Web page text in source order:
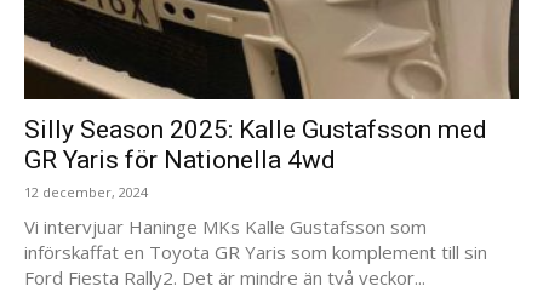
Silly Season 2025: Kalle Gustafsson med
GR Yaris för Nationella 4wd
12 december, 2024
Vi intervjuar Haninge MKs Kalle Gustafsson som
införskaffat en Toyota GR Yaris som komplement till sin
Ford Fiesta Rally2. Det är mindre än två veckor...